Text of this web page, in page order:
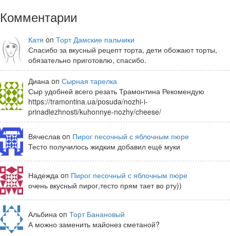
Комментарии
Катя on Торт Дамские пальчики
Спасибо за вкусный рецепт торта, дети обожают торты,
обязательно приготовлю, спасибо.
Диана on Сырная тарелка
Сыр удобней всего резать Трамонтина Рекомендую
https://tramontina.ua/posuda/nozhi-i-
prinadlezhnosti/kuhonnye-nozhy/cheese/
Вячеслав on Пирог песочный с яблочным пюре
Тесто получилось жидким добавил ещё муки
Надежда on Пирог песочный с яблочным пюре
очень вкусный пирог,тесто прям тает во рту))
Альбина on Торт Банановый
А можно заменить майонез сметаной?